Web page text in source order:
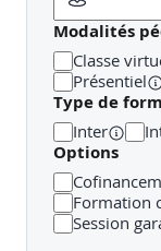
Brulure
Douleur
Plaie qui ne
Ne répond pas
Ne répond pas
Modalités
Classe
Présentiel
Type de
Inter
Options
Formation
Session